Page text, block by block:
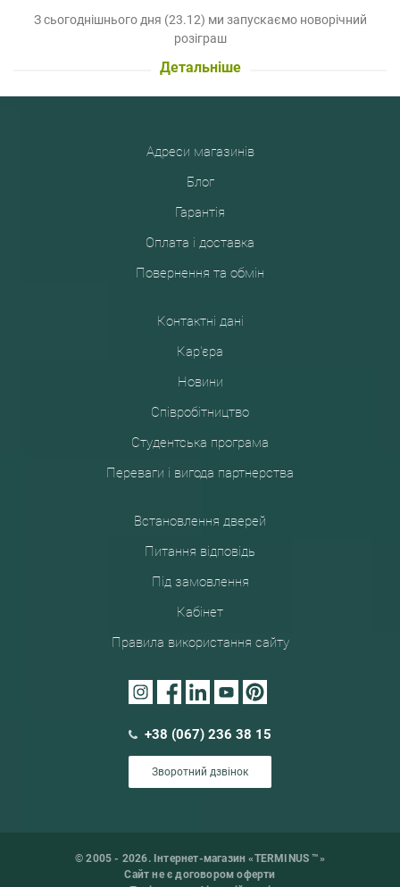
З сьогоднішнього дня (23.12) ми запускаємо новорічний
розіграш
Детальніше
Адреси магазинів
Блог
Гарантія
Оплата і доставка
Повернення та обмін
Контактні дані
Кар'єра
Новини
Співробітництво
Студентська програма
Переваги і вигода партнерства
Встановлення дверей
Питання відповідь
Під замовлення
Кабінет
Правила використання сайту
+38 (067) 236 38 15
Зворотний дзвінок
© 2005 - 2026. Інтернет-магазин «TERMINUS ™»
Сайт не є договором оферти